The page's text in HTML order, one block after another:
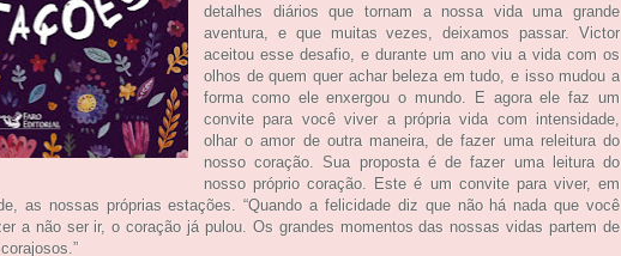
detalhes diários que tornam a nossa vida uma grande
aventura, e que muitas vezes, deixamos passar. Victor
aceitou esse desafio, e durante um ano viu a vida com os
olhos de quem quer achar beleza em tudo, e isso mudou a
forma como ele enxergou o mundo. E agora ele faz um
convite para você viver a própria vida com intensidade,
olhar o amor de outra maneira, de fazer uma releitura do
nosso coração. Sua proposta é de fazer uma leitura do
nosso próprio coração. Este é um convite para viver, em
as nossas próprias estações. “Quando a felicidade diz que não há nada que você
a não ser ir, o coração já pulou. Os grandes momentos das nossas vidas partem de